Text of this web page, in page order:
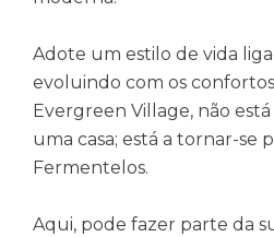
Adote um estilo de vida
evoluindo com os
Evergreen Village, não
uma casa; está a tornar-se
Fermentelos.
Aqui, pode fazer parte da